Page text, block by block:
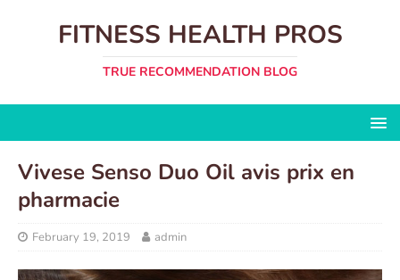
FITNESS HEALTH PROS
TRUE RECOMMENDATION BLOG
Vivese Senso Duo Oil avis prix en
pharmacie
February 19, 2019 admin